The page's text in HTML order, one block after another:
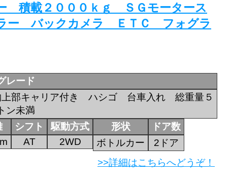
載２０００ｋｇ ＳＧモータース
ー バックカメラ ＥＴＣ フォグラ
レード
部キャリア付き ハシゴ 台車入れ 総重量５
トン未満
シフト
AT
駆動方式
2WD
形状
ボトルカー
ドア数
2ドア
>>詳細はこちらへどうぞ！